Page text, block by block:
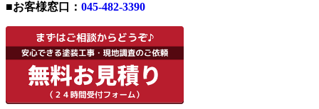
■お客様窓口： 045-482-3390